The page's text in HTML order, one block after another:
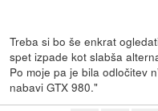
Treba si bo še enkrat
spet izpade kot slabša
Po moje pa je bila odločitev
nabavi GTX 980."